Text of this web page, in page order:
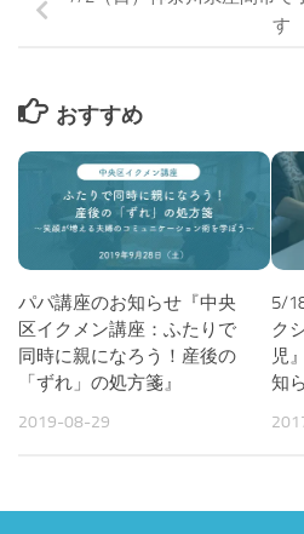
す
おすすめ
パパ講座のお知らせ『中央
区イクメン講座：ふたりで
同時に親になろう！産後の
「ずれ」の処方箋』
2019-08-29
5/
ク
児
知